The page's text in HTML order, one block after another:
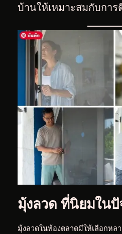
บ้านให้เหมาะสมกับการ
มุ้งลวด ที่นิยมใน
มุ้งลวดในท้องตลาดมีให้เลือกหล